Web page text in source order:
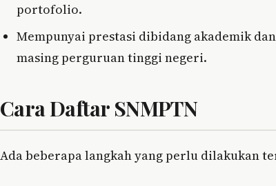
portofolio.
Mempunyai prestasi dibidang akademik
masing perguruan tinggi negeri.
Cara Daftar SNMPTN
Ada beberapa langkah yang perlu dilakukan